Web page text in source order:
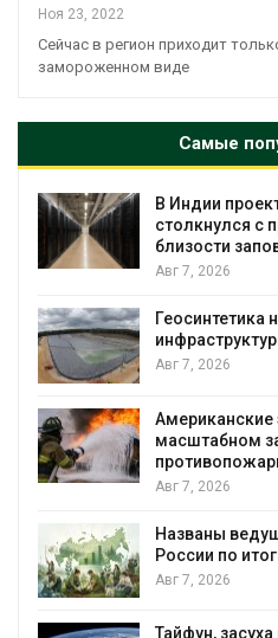
Ноя 23, 2022
Сейчас в регион приходит
замороженном виде
Самые
В Индии
столкнулся с
близости
Авг 7, 2026
Геосинтетика
Авг 7, 2026
Американские
масштабном
Авг 7, 2026
Названы
России по
Авг 7, 2026
Тайфун,